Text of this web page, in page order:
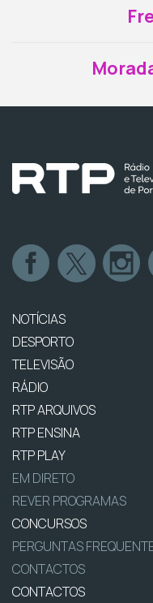
NOTÍCIAS
DESPORTO
TELEVISÃO
RÁDIO
RTP ARQUIVOS
RTP ENSINA
RTP PLAY
EM DIRETO
REVER PROGRAMAS
CONCURSOS
PERGUNTAS
CONTACTOS
CONTACTOS